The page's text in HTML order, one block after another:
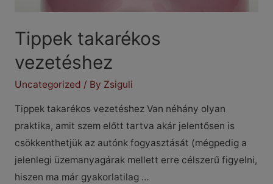
Tippek takarékos
vezetéshez
Uncategorized / By Zsiguli
Tippek takarékos vezetéshez Van néhány olyan
praktika, amit szem előtt tartva akár jelentősen is
csökkenthetjük az autónk fogyasztását (mégpedig a
jelenlegi üzemanyagárak mellett erre célszerű figyelni,
hiszen ma már gyakorlatilag …